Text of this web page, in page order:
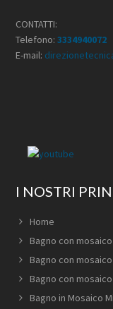
CONTATTI:
Telefono:3334940072
E-mail:
I NOSTRI
Home
Bagno con
Bagno con
Bagno con
Bagno in Mosaico